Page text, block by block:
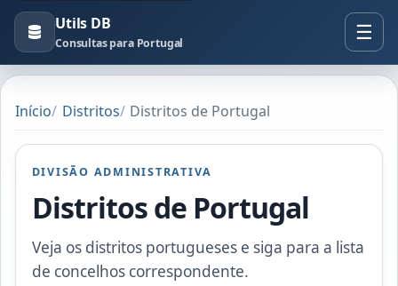
Utils DB
Consultas para Portugal
Início Distritos Distritos de Portugal
DIVISÃO ADMINISTRATIVA
Distritos de Portugal
Veja os distritos portugueses e siga para a lista
de concelhos correspondente.